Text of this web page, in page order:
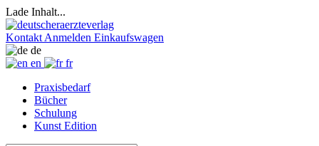
Lade Inhalt...
Kontakt Anmelden Einkaufswagen
de
en
fr
Praxisbedarf
Bücher
Schulung
Kunst Edition